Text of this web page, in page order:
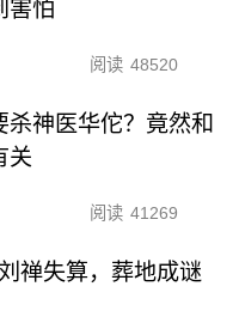
害怕
阅读 48520
杀神医华佗？竟然和
关
阅读 41269
禅失算，葬地成谜